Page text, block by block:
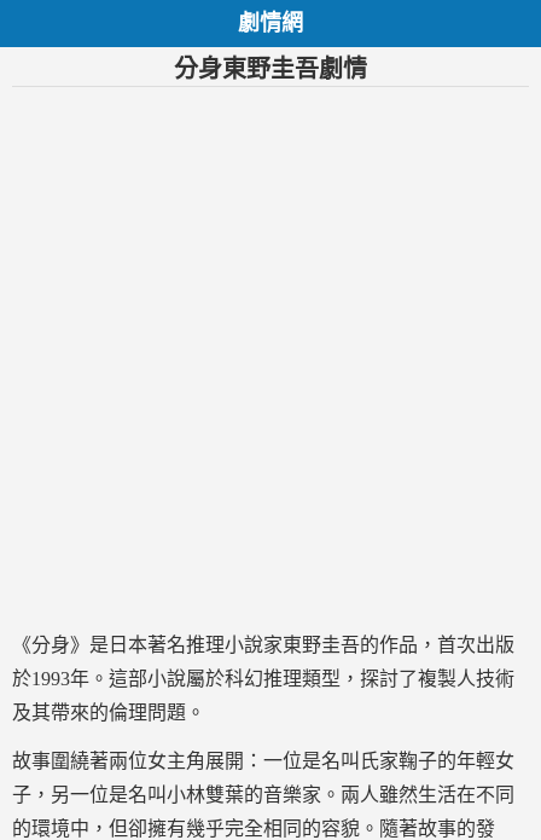
劇情網
分身東野圭吾劇情
《分身》是日本著名推理小說家東野圭吾的作品，首次出版
於1993年。這部小說屬於科幻推理類型，探討了複製人技術
及其帶來的倫理問題。
故事圍繞著兩位女主角展開：一位是名叫氏家鞠子的年輕女
子，另一位是名叫小林雙葉的音樂家。兩人雖然生活在不同
的環境中，但卻擁有幾乎完全相同的容貌。隨著故事的發